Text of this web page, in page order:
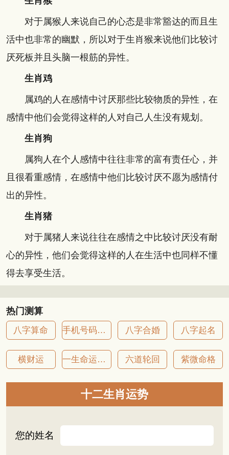
对于属猴人来说自己的心态是非常豁达的而且生
活中也非常的幽默，所以对于生肖猴来说他们比较讨
厌死板并且头脑一根筋的异性。
生肖鸡
属鸡的人在感情中讨厌那些比较物质的异性，在
感情中他们会觉得这样的人对自己人生没有规划。
生肖狗
属狗人在个人感情中往往非常的富有责任心，并
且很看重感情，在感情中他们比较讨厌不愿为感情付
出的异性。
生肖猪
对于属猪人来说往往在感情之中比较讨厌没有耐
心的异性，他们会觉得这样的人在生活中也同样不懂
得去享受生活。
热门测算
八字算命 手机号码吉凶 八字合婚 八字起名
横财运 一生命运详批 六道轮回 紫微命格
十二生肖运势
您的姓名